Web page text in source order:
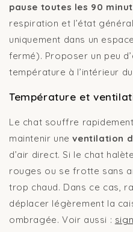
pause toutes les 90
respiration et l’état
uniquement dans un
fermé). Proposer un peu
température à l’intérieur
Température et
Le chat souffre
maintenir uneventilation
d’air direct. Si le chat
rouges ou se frotte sans
trop chaud. Dans ce cas,
déplacer légèrement la
ombragée. Voir aussi :